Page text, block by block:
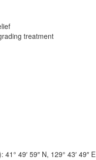
treatment
41° 49′ 59″ N, 129° 43′ 49″ E